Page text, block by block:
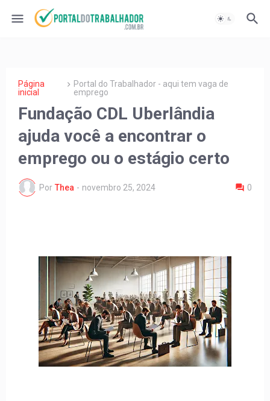
Página
inicial
Portal do Trabalhador - aqui tem vaga de
emprego
Fundação CDL Uberlândia
ajuda você a encontrar o
emprego ou o estágio certo
Por Thea - novembro 25, 2024 0